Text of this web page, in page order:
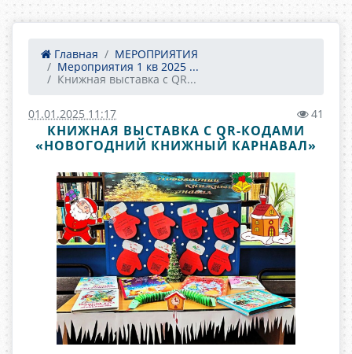
Главная
МЕРОПРИЯТИЯ
Мероприятия 1 кв 2025 ...
Книжная выставка с QR...
01.01.2025 11:17 41
КНИЖНАЯ ВЫСТАВКА С QR-КОДАМИ
«НОВОГОДНИЙ КНИЖНЫЙ КАРНАВАЛ»